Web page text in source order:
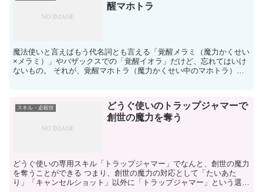
醒マホトラ
魔法使いと言えばもう代名詞とも言える「覚醒メラミ（魔力かくせい
×メラミ）」やバザックスでの「覚醒イオラ」だけど、忘れてはいけ
ないもの。 それが、覚醒マホトラ（魔力かくせい中のマホトラ）。
スキル・必殺技
どうぐ使いのトラップジャマーで
創世の魔力を奪う
どうぐ使いの専用スキル「トラップジャマー」でなんと、創世の魔力
を奪うことができる つまり、創世の魔力の対応として「たいあた
り」「キャンセルショット」以外に「トラップジャマー」という選択